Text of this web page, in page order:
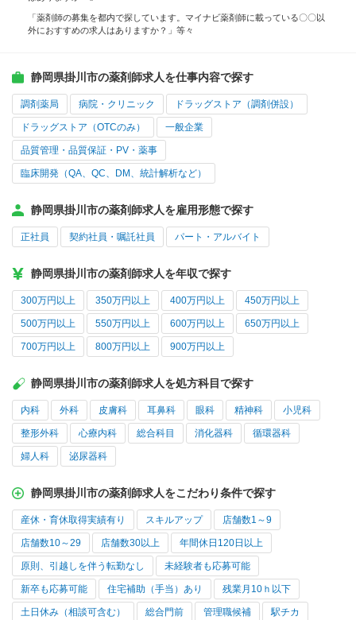
「薬剤師の募集を都内で探しています。マイナビ薬剤師に載っている〇〇以
外におすすめの求人はありますか？」等々
静岡県掛川市の薬剤師求人を仕事内容で探す
調剤薬局 病院・クリニック ドラッグストア（調剤併設）
ドラッグストア（OTCのみ） 一般企業
品質管理・品質保証・PV・薬事
臨床開発（QA、QC、DM、統計解析など）
静岡県掛川市の薬剤師求人を雇用形態で探す
正社員 契約社員・嘱託社員 パート・アルバイト
静岡県掛川市の薬剤師求人を年収で探す
300万円以上 350万円以上 400万円以上 450万円以上
500万円以上 550万円以上 600万円以上 650万円以上
700万円以上 800万円以上 900万円以上
静岡県掛川市の薬剤師求人を処方科目で探す
内科 外科 皮膚科 耳鼻科 眼科 精神科 小児科
整形外科 心療内科 総合科目 消化器科 循環器科
婦人科 泌尿器科
静岡県掛川市の薬剤師求人をこだわり条件で探す
産休・育休取得実績有り スキルアップ 店舗数1～9
店舗数10～29 店舗数30以上 年間休日120日以上
原則、引越しを伴う転勤なし 未経験者も応募可能
新卒も応募可能 住宅補助（手当）あり 残業月10ｈ以下
土日休み（相談可含む） 総合門前 管理職候補 駅チカ